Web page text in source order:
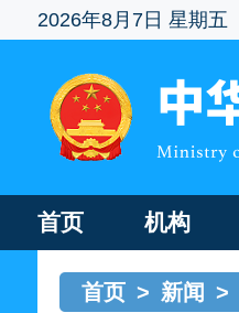
2026年8月7日 星期五
首页 机构
首页 > 新闻 >